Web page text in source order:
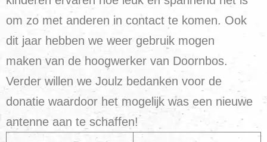
om zo met anderen in contact te komen. Ook
dit jaar hebben we weer gebruik mogen
maken van de hoogwerker van Doornbos.
Verder willen we Joulz bedanken voor de
donatie waardoor het mogelijk was een nieuwe
antenne aan te schaffen!